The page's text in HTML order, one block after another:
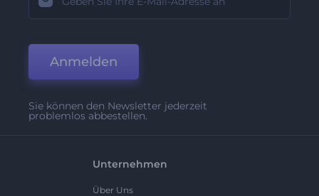
Anmelden
Sie können den Newsletter jederzeit
problemlos abbestellen.
Unternehmen
Über Uns